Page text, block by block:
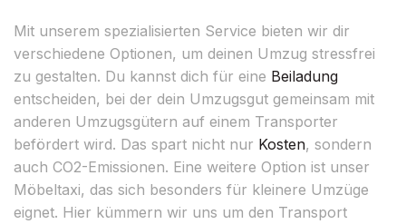
Mit unserem spezialisierten Service bieten wir dir
verschiedene Optionen, um deinen Umzug stressfrei
zu gestalten. Du kannst dich für eine Beiladung
entscheiden, bei der dein Umzugsgut gemeinsam mit
anderen Umzugsgütern auf einem Transporter
befördert wird. Das spart nicht nur Kosten, sondern
auch CO2-Emissionen. Eine weitere Option ist unser
Möbeltaxi, das sich besonders für kleinere Umzüge
eignet. Hier kümmern wir uns um den Transport